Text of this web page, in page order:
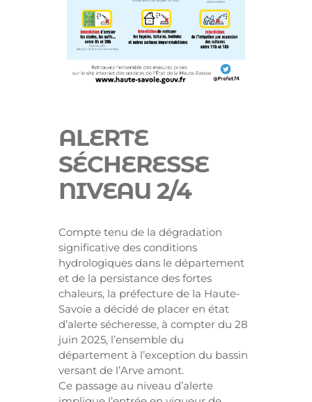
ALERTE
SÉCHERESSE
NIVEAU 2/4
Compte tenu de la dégradation
significative des conditions
hydrologiques dans le département
et de la persistance des fortes
chaleurs, la préfecture de la Haute-
Savoie a décidé de placer en état
d’alerte sécheresse, à compter du 28
juin 2025, l’ensemble du
département à l’exception du bassin
versant de l’Arve amont.
Ce passage au niveau d’alerte